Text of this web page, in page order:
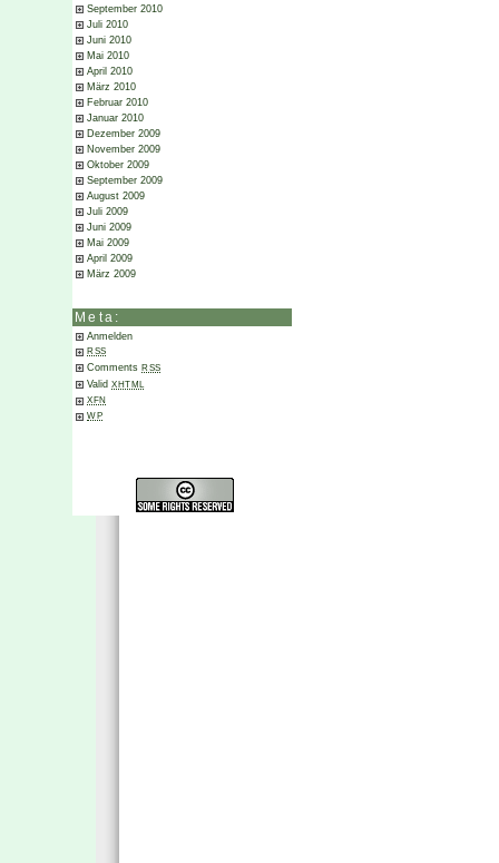
September 2010
Juli 2010
Juni 2010
Mai 2010
April 2010
März 2010
Februar 2010
Januar 2010
Dezember 2009
November 2009
Oktober 2009
September 2009
August 2009
Juli 2009
Juni 2009
Mai 2009
April 2009
März 2009
Meta:
Anmelden
RSS
Comments RSS
Valid XHTML
XFN
WP